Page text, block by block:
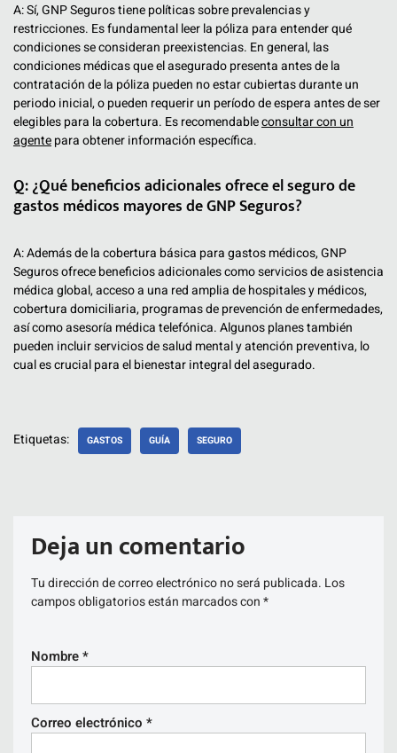
A: Sí, GNP Seguros tiene políticas sobre prevalencias y
restricciones. Es fundamental leer la póliza para entender qué
condiciones se consideran preexistencias. En general, las
condiciones médicas que el asegurado presenta antes de la
contratación de la póliza pueden no estar cubiertas durante un
periodo inicial, o pueden requerir un período de espera antes de ser
elegibles para la cobertura. Es recomendableconsultar con un
agentepara obtener información específica.
Q: ¿Qué beneficios adicionales ofrece el seguro de
gastos médicos mayores de GNP Seguros?
A: Además de la cobertura básica para gastos médicos, GNP
Seguros ofrece beneficios adicionales como servicios de asistencia
médica global, acceso a una red amplia de hospitales y médicos,
cobertura domiciliaria, programas de prevención de enfermedades,
así como asesoría médica telefónica. Algunos planes también
pueden incluir servicios de salud mental y atención preventiva, lo
cual es crucial para el bienestar integral del asegurado.
Etiquetas: GASTOS GUÍA SEGURO
Deja un comentario
Tu dirección de correo electrónico no será publicada. Los
campos obligatorios están marcados con*
Nombre*
Correo electrónico *